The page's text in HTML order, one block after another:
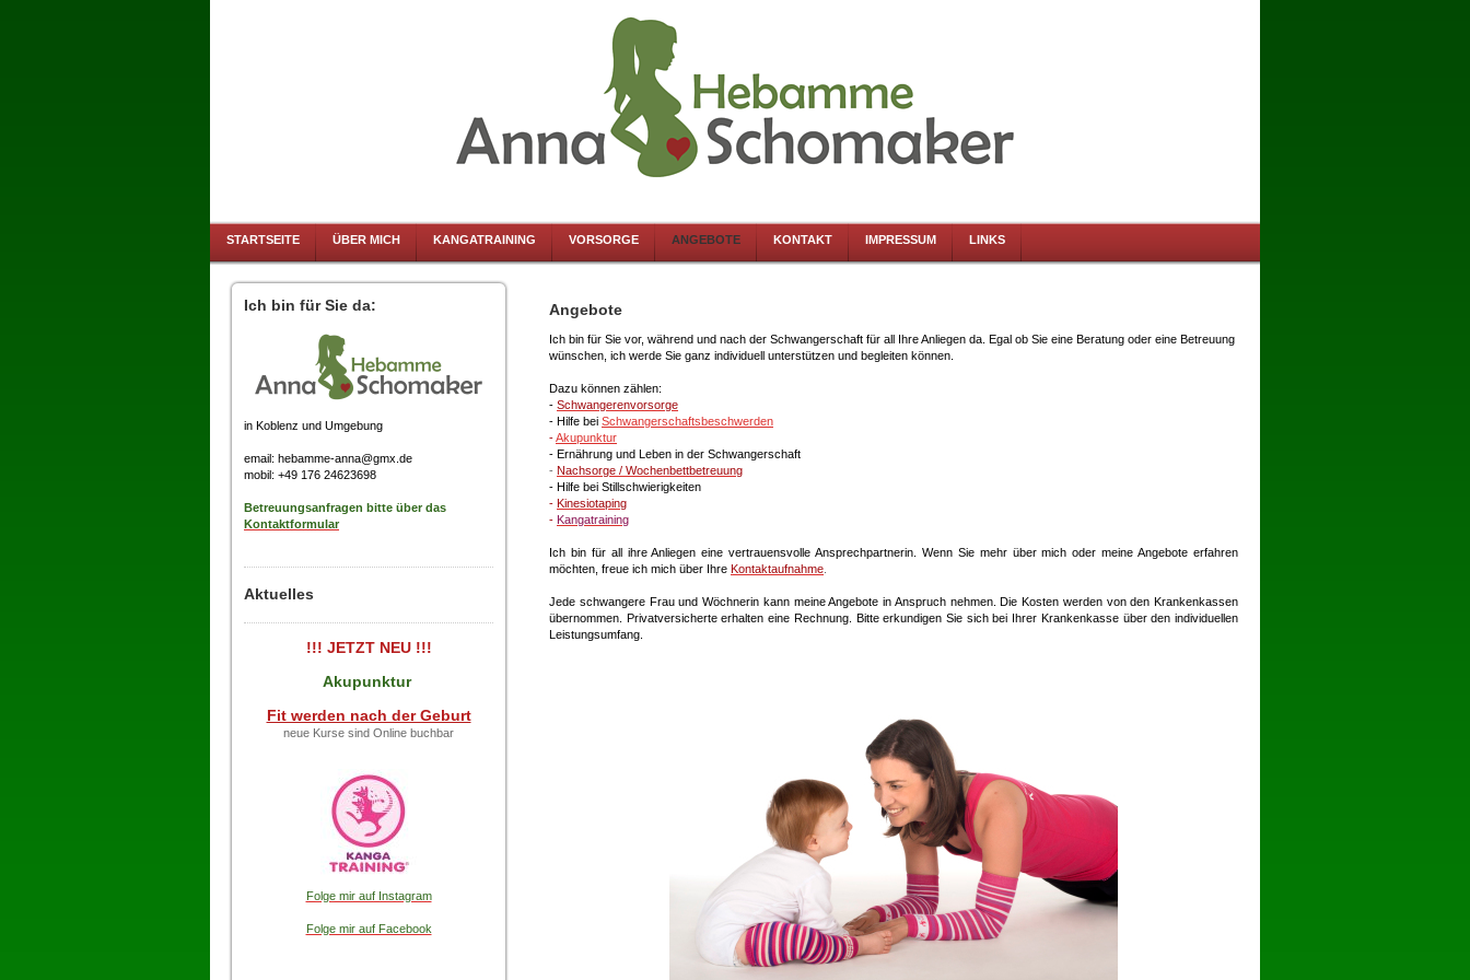
STARTSEITE ÜBER MICH KANGATRAINING VORSORGE ANGEBOTE KONTAKT IMPRESSUM LINKS
Ich bin für Sie da:
in Koblenz und Umgebung
email: hebamme-anna@gmx.de
mobil: +49 176 24623698
Betreuungsanfragen bitte über das
Kontaktformular
Aktuelles
!!! JETZT NEU !!!
Akupunktur
Fit werden nach der Geburt
neue Kurse sind Online buchbar
Folge mir auf Instagram
Folge mir auf Facebook
Angebote
Ich bin für Sie vor, während und nach der Schwangerschaft für all Ihre Anliegen da. Egal ob Sie eine Beratung oder eine Betreuung
wünschen, ich werde Sie ganz individuell unterstützen und begleiten können.
Dazu können zählen:
- Schwangerenvorsorge
- Hilfe bei Schwangerschaftsbeschwerden
-Akupunktur
- Ernährung und Leben in der Schwangerschaft
- Nachsorge / Wochenbettbetreuung
- Hilfe bei Stillschwierigkeiten
- Kinesiotaping
- Kangatraining
Ich bin für all ihre Anliegen eine vertrauensvolle Ansprechpartnerin. Wenn Sie mehr über mich oder meine Angebote erfahren
möchten, freue ich mich über Ihre Kontaktaufnahme
Jede schwangere Frau und Wöchnerin kann meine Angebote in Anspruch nehmen. Die Kosten werden von den Krankenkassen
übernommen. Privatversicherte erhalten eine Rechnung. Bitte erkundigen Sie sich bei Ihrer Krankenkasse über den individuellen
Leistungsumfang.